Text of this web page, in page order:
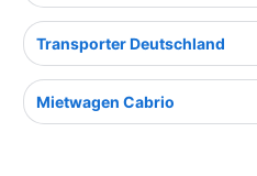
Transporter Deutschland
Mietwagen Cabrio